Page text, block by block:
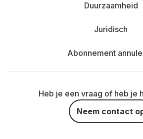
Duurzaamheid
Juridisch
Abonnement
Heb je een vraag of heb je
Neem contact